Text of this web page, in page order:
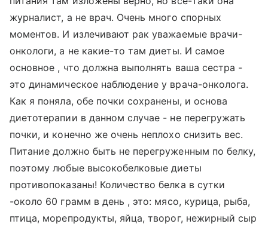
журналист, а не врач. Очень много спорных
моментов. И излечивают рак уважаемые врачи-
онкологи, а не какие-то там диеты. И самое
основное , что должна выполнять ваша сестра -
это динамическое наблюдение у врача-онколога.
Как я поняла, обе почки сохранены, и основа
диетотерапии в данном случае - не перегружать
почки, и конечно же очень неплохо снизить вес.
Питание должно быть не перегруженным по белку,
поэтому любые высокобелковые диеты
противопоказаны! Количество белка в сутки
-около 60 грамм в день , это: мясо, курица, рыба,
птица, морепродукты, яйца, творог, нежирный сыр